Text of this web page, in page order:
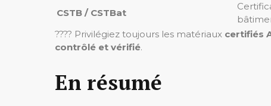
CSTB / CSTBat
???? Privilégiez toujours les matériaux certifiés
contrôlé et vérifié.
En résumé